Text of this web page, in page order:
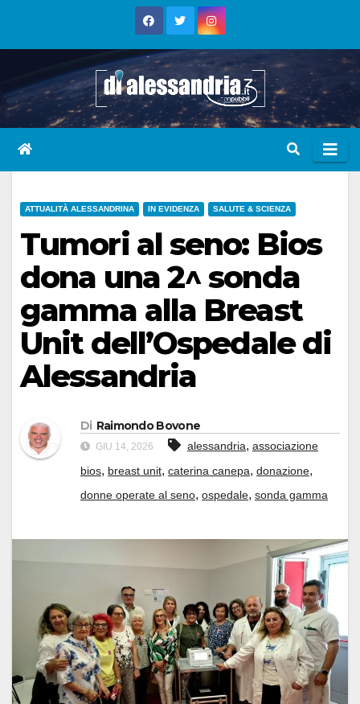
ATTUALITÀ ALESSANDRINA IN EVIDENZA SALUTE & SCIENZA
Tumori al seno: Bios
dona una 2^ sonda
gamma alla Breast
Unit dell’Ospedale di
Alessandria
Di Raimondo Bovone
GIU 14, 2026 alessandria, associazione
bios, breast unit, caterina canepa, donazione,
donne operate al seno, ospedale, sonda gamma